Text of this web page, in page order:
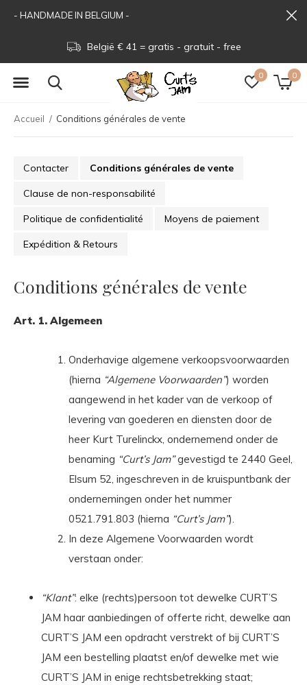
0 0
België € 41 = gratis - gratuit - free
- HANDMADE IN BELGIUM -
Accueil Conditions générales de vente
Contacter Conditions générales de vente
Clause de non-responsabilité
Politique de confidentialité Moyens de paiement
Expédition & Retours
Conditions générales de vente
Art. 1. Algemeen
Onderhavige algemene verkoopsvoorwaarden
(hierna “Algemene Voorwaarden”) worden
aangewend in het kader van de verkoop of
levering van goederen en diensten door de
heer Kurt Turelinckx, ondernemend onder de
benaming “Curt’s Jam”gevestigd te 2440 Geel,
Elsum 52, ingeschreven in de kruispuntbank der
ondernemingen onder het nummer
0521.791.803 (hierna “Curt’s Jam”).
In deze Algemene Voorwaarden wordt
verstaan onder:
“Klant”: elke (rechts)persoon tot dewelke CURT’S
JAM haar aanbiedingen of offerte richt, dewelke aan
CURT’S JAM een opdracht verstrekt of bij CURT’S
JAM een bestelling plaatst en/of dewelke met wie
CURT’S JAM in enige rechtsbetrekking staat;